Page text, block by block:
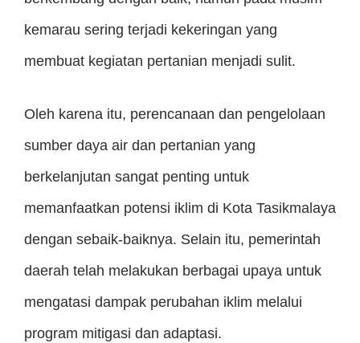
kemarau sering terjadi kekeringan yang
membuat kegiatan pertanian menjadi sulit.
Oleh karena itu, perencanaan dan pengelolaan
sumber daya air dan pertanian yang
berkelanjutan sangat penting untuk
memanfaatkan potensi iklim di Kota Tasikmalaya
dengan sebaik-baiknya. Selain itu, pemerintah
daerah telah melakukan berbagai upaya untuk
mengatasi dampak perubahan iklim melalui
program mitigasi dan adaptasi.